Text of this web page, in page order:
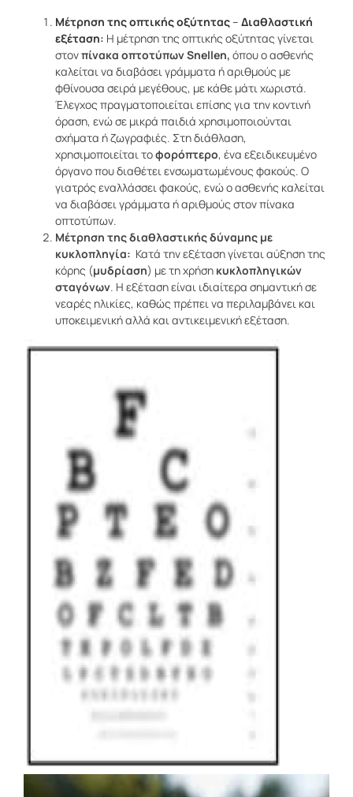
Μέτρηση της οπτικής οξύτητας– Διαθλαστική
εξέταση: Η μέτρηση της οπτικής οξύτητας γίνεται
στονπίνακα οπτοτύπων Snellen, όπου ο ασθενής
καλείται να διαβάσει γράμματα ή αριθμούς με
φθίνουσα σειρά μεγέθους, με κάθε μάτι χωριστά.
Έλεγχος πραγματοποιείται επίσης για την κοντινή
όραση, ενώ σε μικρά παιδιά χρησιμοποιούνται
σχήματα ή ζωγραφιές. Στη διάθλαση,
χρησιμοποιείται τοφορόπτερο, ένα εξειδικευμένο
όργανο που διαθέτει ενσωματωμένους φακούς. Ο
γιατρός εναλλάσσει φακούς, ενώ ο ασθενής καλείται
να διαβάσει γράμματα ή αριθμούς στον πίνακα
οπτοτύπων.
Μέτρηση της διαθλαστικής δύναμης με
κυκλοπληγία: Κατά την εξέταση γίνεται αύξηση της
κόρης (μυδρίαση) με τη χρήση κυκλοπληγικών
σταγόνων. Η εξέταση είναι ιδιαίτερα σημαντική σε
νεαρές ηλικίες, καθώς πρέπει να περιλαμβάνει και
υποκειμενική αλλά και αντικειμενική εξέταση.